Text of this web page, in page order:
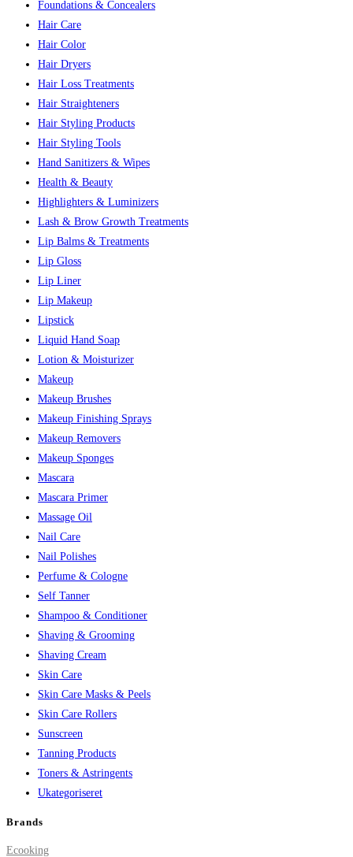
Foundations & Concealers
Hair Care
Hair Color
Hair Dryers
Hair Loss Treatments
Hair Straighteners
Hair Styling Products
Hair Styling Tools
Hand Sanitizers & Wipes
Health & Beauty
Highlighters & Luminizers
Lash & Brow Growth Treatments
Lip Balms & Treatments
Lip Gloss
Lip Liner
Lip Makeup
Lipstick
Liquid Hand Soap
Lotion & Moisturizer
Makeup
Makeup Brushes
Makeup Finishing Sprays
Makeup Removers
Makeup Sponges
Mascara
Mascara Primer
Massage Oil
Nail Care
Nail Polishes
Perfume & Cologne
Self Tanner
Shampoo & Conditioner
Shaving & Grooming
Shaving Cream
Skin Care
Skin Care Masks & Peels
Skin Care Rollers
Sunscreen
Tanning Products
Toners & Astringents
Ukategoriseret
Brands
Ecooking